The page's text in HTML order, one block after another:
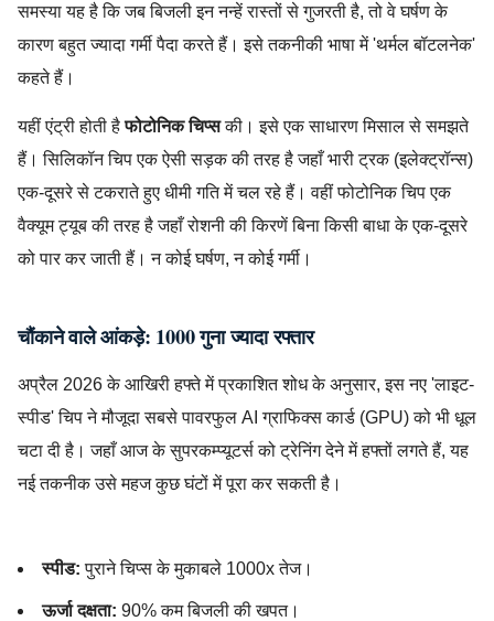
समस्या यह है कि जब बिजली इन नन्हें रास्तों से गुजरती है, तो वे घर्षण के
कारण बहुत ज्यादा गर्मी पैदा करते हैं। इसे तकनीकी भाषा में 'थर्मल बॉटलनेक'
कहते हैं।
यहीं एंट्री होती हैफोटोनिक चिप्सकी। इसे एक साधारण मिसाल से समझते
हैं। सिलिकॉन चिप एक ऐसी सड़क की तरह है जहाँ भारी ट्रक (इलेक्ट्रॉन्स)
एक-दूसरे से टकराते हुए धीमी गति में चल रहे हैं। वहीं फोटोनिक चिप एक
वैक्यूम ट्यूब की तरह है जहाँ रोशनी की किरणें बिना किसी बाधा के एक-दूसरे
को पार कर जाती हैं। न कोई घर्षण, न कोई गर्मी।
चौंकाने वाले आंकड़े: 1000 गुना ज्यादा रफ्तार
अप्रैल 2026 के आखिरी हफ्ते में प्रकाशित शोध के अनुसार, इस नए 'लाइट-
स्पीड' चिप ने मौजूदा सबसे पावरफुल AI ग्राफिक्स कार्ड (GPU) को भी धूल
चटा दी है। जहाँ आज के सुपरकम्प्यूटर्स को ट्रेनिंग देने में हफ्तों लगते हैं, यह
नई तकनीक उसे महज कुछ घंटों में पूरा कर सकती है।
स्पीड: पुराने चिप्स के मुकाबले 1000x तेज।
ऊर्जा दक्षता: 90% कम बिजली की खपत।